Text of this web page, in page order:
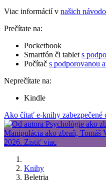
Viac informácií v našich
Prečítate na:
Pocketbook
Smartfón či tablet s
Počítač s podporovanou
Neprečítate na:
Kindle
Ako čítať e-knihy zabezpečené
Knihy
Beletria